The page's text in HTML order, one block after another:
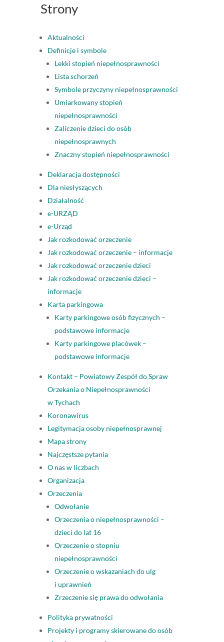
Strony
Aktualności
Definicje i symbole
Lekki stopień niepełnosprawności
Lista schorzeń
Symbole przyczyny niepełnosprawności
Umiarkowany stopień
niepełnosprawności
Zaliczenie dzieci do osób
niepełnosprawnych
Znaczny stopień niepełnosprawności
Deklaracja dostępności
Dla niesłyszących
Działalność
e-URZĄD
e-Urząd
Jak rozkodować orzeczenie
Jak rozkodować orzeczenie – informacje
Jak rozkodować orzeczenie dzieci
Jak rozkodować orzeczenie dzieci –
informacje
Karta parkingowa
Karty parkingowe osób fizycznych –
podstawowe informacje
Karty parkingowe placówek –
podstawowe informacje
Kontakt – Powiatowy Zespół do Spraw
Orzekania o Niepełnosprawności
w Tychach
Koronawirus
Legitymacja osoby niepełnosprawnej
Mapa strony
Najczęstsze pytania
O nas w liczbach
Organizacja
Orzeczenia
Odwołanie
Orzeczenia o niepełnosprawności –
dzieci do lat 16
Orzeczenie o stopniu
niepełnosprawności
Orzeczenie o wskazaniach do ulg
i uprawnień
Zrzeczenie się prawa do odwołania
Polityka prywatności
Projekty i programy skierowane do osób